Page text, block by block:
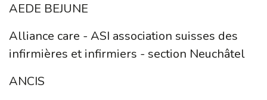
AEDE BEJUNE
Alliance care - ASI association suisses des
infirmières et infirmiers - section Neuchâtel
ANCIS